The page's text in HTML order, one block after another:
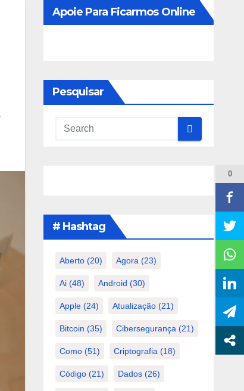
Apoie Para Ficarmos Online
Pesquisar
# Hashtag
Aberto(20) Agora (23)
Ai(48) Android (30)
Apple(24) Atualização(21)
Bitcoin (35) Cibersegurança (21)
Como(51) Criptografia (18)
Código(21) Dados(26)
0